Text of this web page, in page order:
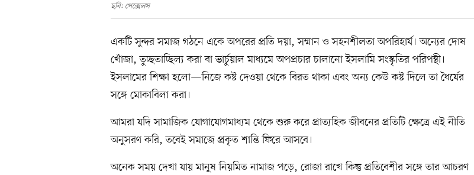
ছবি: পেক্সেলস
একটি সুন্দর সমাজ গঠনে একে অপরের প্রতি দয়া, সম্মান ও সহনশীলতা অপরিহার্য। অন্যের দোষ
খোঁজা, তুচ্ছতাচ্ছিল্য করা বা ভার্চুয়াল মাধ্যমে অপপ্রচার চালানো ইসলামি সংস্কৃতির পরিপন্থী।
ইসলামের শিক্ষা হলো—নিজে কষ্ট দেওয়া থেকে বিরত থাকা এবং অন্য কেউ কষ্ট দিলে তা ধৈর্যের
সঙ্গে মোকাবিলা করা।
আমরা যদি সামাজিক যোগাযোগমাধ্যম থেকে শুরু করে প্রাত্যহিক জীবনের প্রতিটি ক্ষেত্রে এই নীতি
অনুসরণ করি, তবেই সমাজে প্রকৃত শান্তি ফিরে আসবে।
অনেক সময় দেখা যায় মানুষ নিয়মিত নামাজ পড়ে, রোজা রাখে কিন্তু প্রতিবেশীর সঙ্গে তার আচরণ